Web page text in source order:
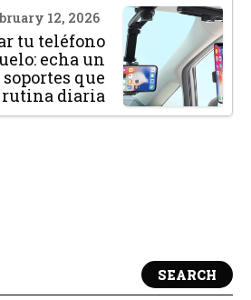
12, 2026
tu teléfono
echa un
que
diaria
SEARCH